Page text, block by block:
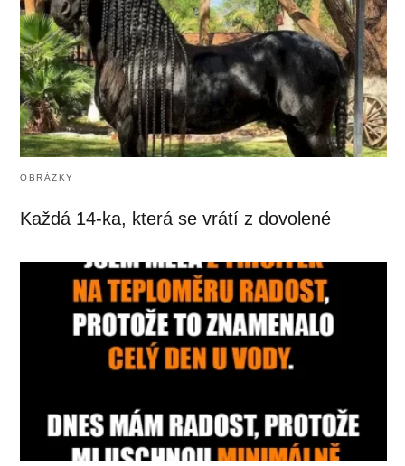
OBRÁZKY
Každá 14-ka, která se vrátí z dovolené